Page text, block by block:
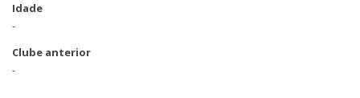
Idade
-
Clube anterior
-